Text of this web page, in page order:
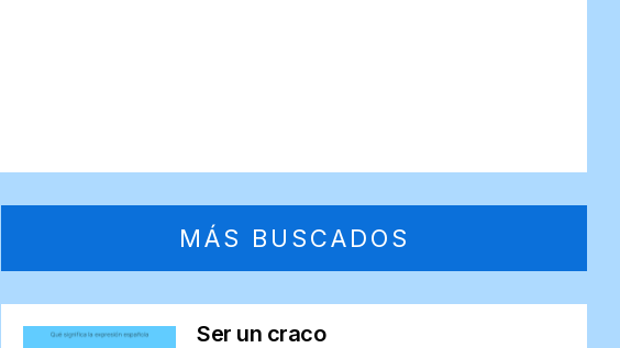
MÁS BUSCADOS
Ser un craco